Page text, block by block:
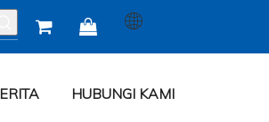
 
HUBUNGI KAMI